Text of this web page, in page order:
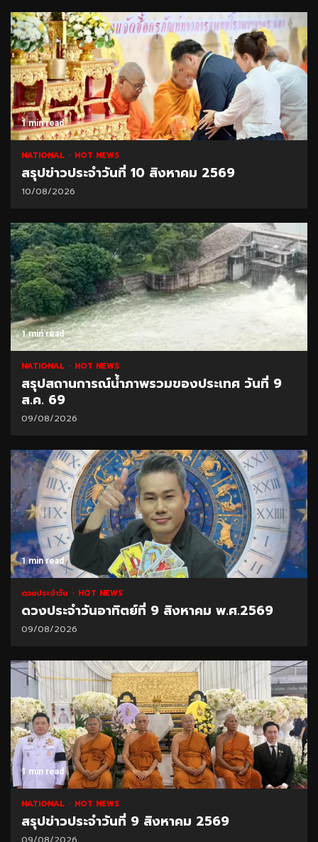
1 min read
NATIONAL HOT NEWS
สรุปข่าวประจำวันที่ 10 สิงหาคม 2569
10/08/2026
1 min read
NATIONAL HOT NEWS
สรุปสถานการณ์น้ำภาพรวมของประเทศ วันที่ 9
ส.ค. 69
09/08/2026
1 min read
ดวงประจำวัน HOT NEWS
ดวงประจำวันอาทิตย์ที่ 9 สิงหาคม พ.ศ.2569
09/08/2026
1 min read
NATIONAL HOT NEWS
สรุปข่าวประจำวันที่ 9 สิงหาคม 2569